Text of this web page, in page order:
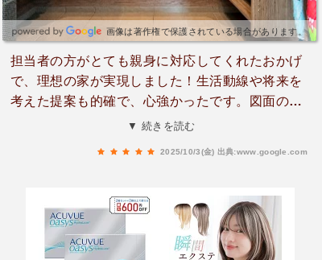
画像は著作権で保護されている場合があります。
担当者の方がとても親身に対応してくれたおかげ
で、理想の家が実現しました！生活動線や将来を
考えた提案も的確で、心強かったです。図面のお
かげで具体的なイメージが持てたし、職人さんた
で満足のいく家づくりができました。信頼できる
住宅会社を探している方におすすめです！
▼ 続きを読む
2025/10/3(金) 出典:www.google.com